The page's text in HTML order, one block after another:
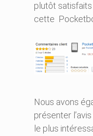
plutôt
cette
Nous avons
présenter
le plus